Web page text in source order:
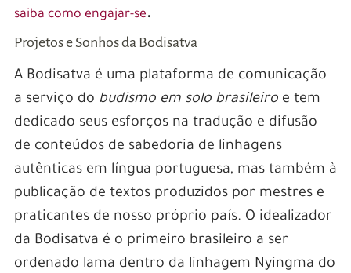
saiba como engajar-se.
Projetos e Sonhos da Bodisatva
A Bodisatva é uma plataforma de comunicação
a serviço do budismo em solo brasileiroe tem
dedicado seus esforços na tradução e difusão
de conteúdos de sabedoria de linhagens
autênticas em língua portuguesa, mas também à
publicação de textos produzidos por mestres e
praticantes de nosso próprio país. O idealizador
da Bodisatva é o primeiro brasileiro a ser
ordenado lama dentro da linhagem Nyingma do